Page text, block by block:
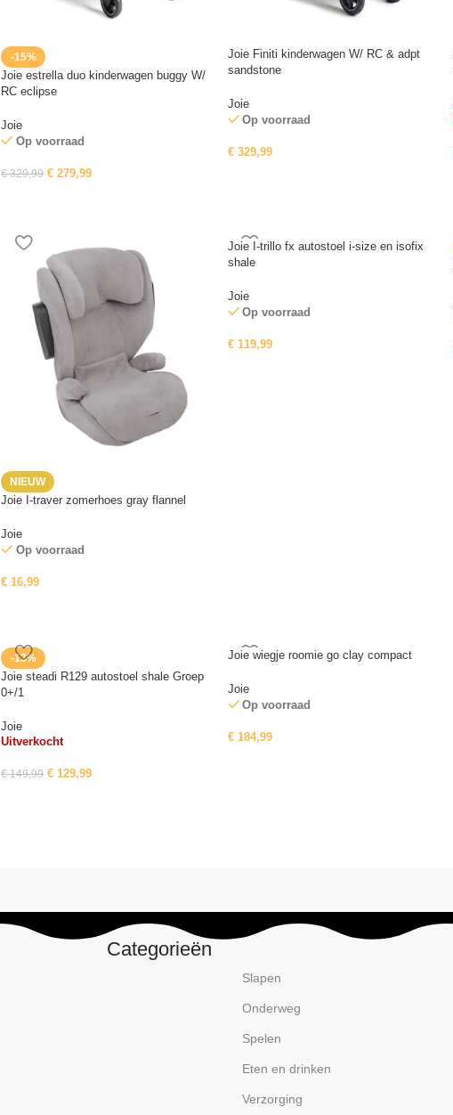
-15%
Joie estrella duo kinderwagen buggy W/
RC eclipse
Joie
Op voorraad
€329,99 € 279,99
Joie Finiti kinderwagen W/ RC & adpt
sandstone
Joie
Op voorraad
€329,99
NIEUW
Joie I-traver zomerhoes gray flannel
Joie
Op voorraad
€ 16,99
Joie I-trillo fx autostoel i-size en isofix
shale
Joie
Op voorraad
€119,99
-13%
Joie steadi R129 autostoel shale Groep
0+/1
Joie
Uitverkocht
€149,99 € 129,99
Joie wiegje roomie go clay compact
Joie
Op voorraad
€184,99
Categorieën
Slapen
Onderweg
Spelen
Eten en drinken
Verzorging